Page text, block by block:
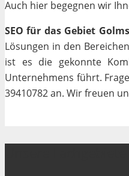
Auch hier begegnen wir
SEO für das Gebiet
Lösungen in den
ist es die gekonnte
Unternehmens führt.
39410782 an. Wir freuen